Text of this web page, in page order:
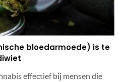
bloedarmoede) is te
effectief bij mensen die